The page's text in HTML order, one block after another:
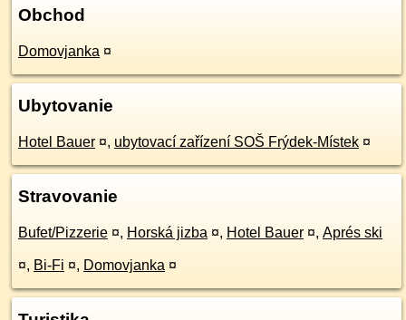
Obchod
Domovjanka ¤
Ubytovanie
Hotel Bauer ¤, ubytovací zařízení SOŠ Frýdek-Místek ¤
Stravovanie
Bufet/Pizzerie ¤, Horská jizba ¤, Hotel Bauer ¤, Aprés ski
¤, Bi-Fi ¤, Domovjanka ¤